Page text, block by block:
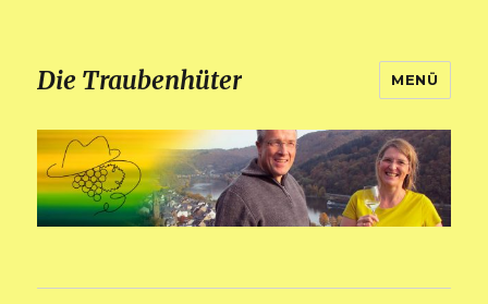
Die Traubenhüter MENÜ